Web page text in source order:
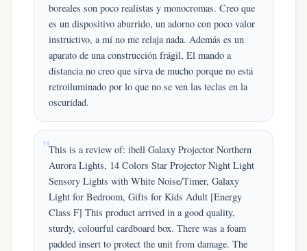
boreales son poco realistas y monocromas. Creo que
es un dispositivo aburrido, un adorno con poco valor
instructivo, a mí no me relaja nada. Además es un
aparato de una construcción frágil, El mando a
distancia no creo que sirva de mucho porque no está
retroiluminado por lo que no se ven las teclas en la
oscuridad.
This is a review of: ibell Galaxy Projector Northern
Aurora Lights, 14 Colors Star Projector Night Light
Sensory Lights with White Noise/Timer, Galaxy
Light for Bedroom, Gifts for Kids Adult [Energy
Class F] This product arrived in a good quality,
sturdy, colourful cardboard box. There was a foam
padded insert to protect the unit from damage. The